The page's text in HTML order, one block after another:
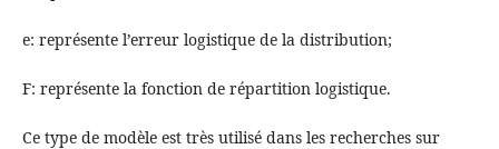
e: représente l’erreur logistique de la distribution;
F: représente la fonction de répartition logistique.
Ce type de modèle est très utilisé dans les recherches sur